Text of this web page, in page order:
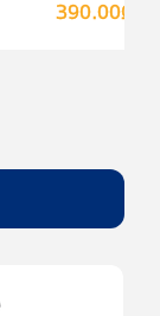
390.00₾